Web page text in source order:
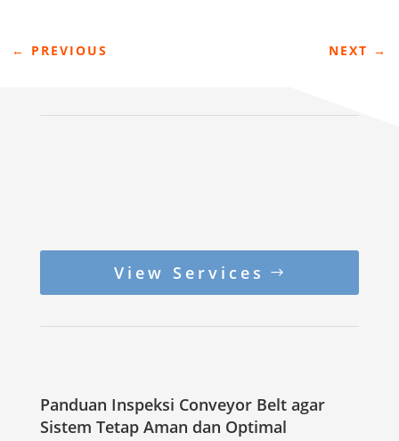
← PREVIOUS NEXT →
View Services
Panduan Inspeksi Conveyor Belt agar
Sistem Tetap Aman dan Optimal